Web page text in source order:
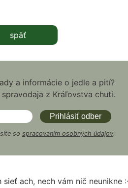
späť
a informácie o jedle a pití?
z Kráľovstva chuti.
so spracovaním osobných údajov.
sieť ach, nech vám nič neunikne